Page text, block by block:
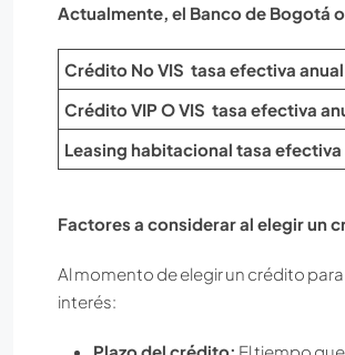
Actualmente, el Banco de Bogotá
Crédito No VIS tasa efectiva anual
Crédito VIP O VIS tasa efectiva
Leasing habitacional tasa efectiva
Factores a considerar al elegir un
Al momento de elegir un crédito
interés:
Plazo del crédito: El tiempo